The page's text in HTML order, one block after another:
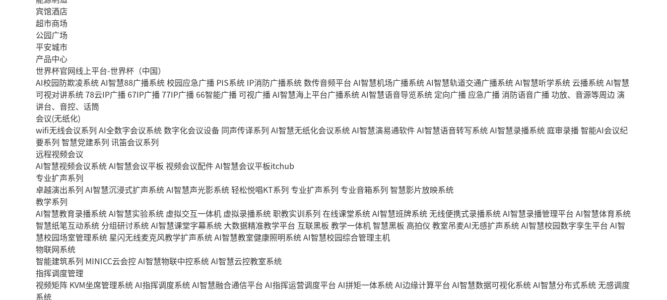
宾馆酒店
超市商场
公园广场
平安城市
产品中心
世界杯官网线上平台-世界杯（中国）
AI校园防欺凌系统AI智慧88广播系统校园应急广播 PIS系统 IP消防广播系统数传音频平台 AI智慧机场广播系统AI智慧轨道交通广播系统AI智慧听学系统 云播系统AI智慧
可视对讲系统78云IP广播 67IP广播77IP广播 66智能广播 可视广播AI智慧海上平台广播系统AI智慧语音导览系统 定向广播 应急广播消防语音广播功放、音源等周边演
讲台、音控、话筒
会议(无纸化)
wifi无线会议系列 AI全数字会议系统数字化会议设备 同声传译系列 AI智慧无纸化会议系统AI智慧演易通软件AI智慧语音转写系统AI智慧录播系统 庭审录播智能AI会议纪
要系列 智慧党建系列 讯笛会议系列
远程视频会议
AI智慧视频会议系统AI智慧会议平板 视频会议配件AI智慧会议平板itchub
专业扩声系列
卓越演出系列 AI智慧沉浸式扩声系统AI智慧声光影系统轻松悦唱KT系列 专业扩声系列 专业音箱系列 智慧影片放映系统
教学系列
AI智慧教育录播系统AI智慧实验系统 虚拟交互一体机 虚拟录播系统职教实训系列 在线课堂系统AI智慧班牌系统无线便携式录播系统AI智慧录播管理平台 AI智慧体育系统
智慧纸笔互动系统 分组研讨系统AI智慧课堂字幕系统 大数据精准教学平台 互联黑板 教学一体机智慧黑板 高拍仪 教室吊麦AI无感扩声系统AI智慧校园数字孪生平台 AI智
慧校园场室管理系统 星闪无线麦克风教学扩声系统AI智慧教室健康照明系统AI智慧校园综合管理主机
物联网系统
智能建筑系列 MINICC云会控AI智慧物联中控系统AI智慧云控教室系统
指挥调度管理
视频矩阵 KVM坐席管理系统AI指挥调度系统AI智慧融合通信平台 AI指挥运营调度平台 AI拼矩一体系统AI边缘计算平台 AI智慧数据可视化系统AI智慧分布式系统无感调度
系统